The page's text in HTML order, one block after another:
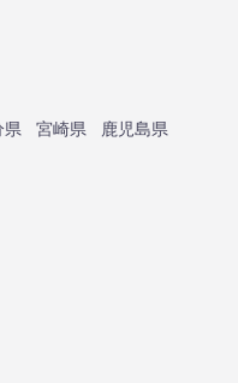
県 宮崎県
鹿児島県